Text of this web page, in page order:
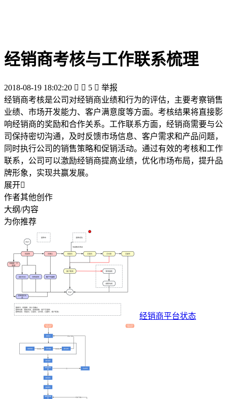
经销商考核与工作联系梳理
2018-08-19 18:02:20   5  举报
经销商考核是公司对经销商业绩和行为的评估，主要考察销售
业绩、市场开发能力、客户满意度等方面。考核结果将直接影
响经销商的奖励和合作关系。工作联系方面，经销商需要与公
司保持密切沟通，及时反馈市场信息、客户需求和产品问题，
同时执行公司的销售策略和促销活动。通过有效的考核和工作
联系，公司可以激励经销商提高业绩，优化市场布局，提升品
牌形象，实现共赢发展。
展开
作者其他创作
大纲/内容
为你推荐
经销商平台状态